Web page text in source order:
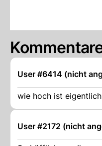
User #6414 (nicht
wie hoch ist
User #2172 (nicht